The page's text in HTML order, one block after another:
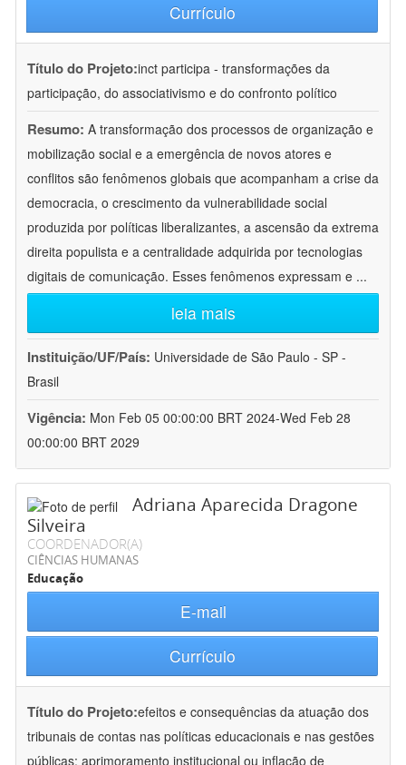
Currículo
Título do Projeto:inct participa - transformações da
participação, do associativismo e do confronto político
Resumo: A transformação dos processos de organização e
mobilização social e a emergência de novos atores e
conflitos são fenômenos globais que acompanham a crise da
democracia, o crescimento da vulnerabilidade social
produzida por políticas liberalizantes, a ascensão da extrema
direita populista e a centralidade adquirida por tecnologias
digitais de comunicação. Esses fenômenos expressam e ...
leia mais
Instituição/UF/País: Universidade de São Paulo - SP -
Brasil
Vigência: Mon Feb 05 00:00:00 BRT 2024-Wed Feb 28
00:00:00 BRT 2029
Adriana Aparecida Dragone
Silveira
COORDENADOR(A)
CIÊNCIAS HUMANAS
Educação
E-mail
Currículo
Título do Projeto:efeitos e consequências da atuação dos
tribunais de contas nas políticas educacionais e nas gestões
públicas: aprimoramento institucional ou inflação de